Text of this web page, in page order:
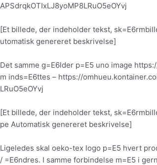
APSdrqkOTIxLJ8yoMP8LRuO5eOYvj
[Et billede, der indeholder tekst,
utomatisk genereret beskrivelse]
Det samme g=E6lder p=E5 uno image
m inds=E6ttes – https://
LRuO5eOYvj
[Et billede, der indeholder tekst,
pe Automatisk genereret beskrivelse]
Ligeledes skal oeko-tex logo p=E5 hvert
/ =E6ndres. I samme forbindelse m=E5 i